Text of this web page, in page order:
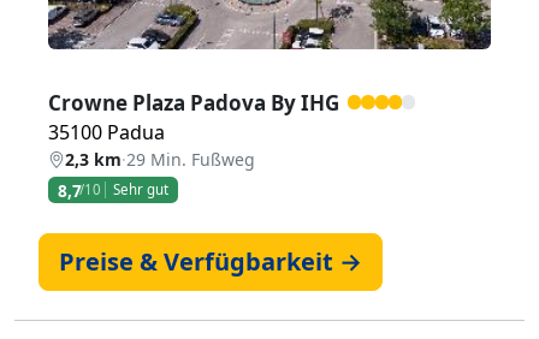
Crowne Plaza Padova By IHG
35100 Padua
2,3 km·29 Min. Fußweg
8,7/10 Sehr gut
Preise & Verfügbarkeit →